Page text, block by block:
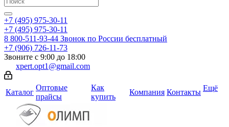
+7 (495) 975-30-11
+7 (495) 975-30-11
8 800-511-93-44 Звонок по России бесплатный
+7 (906) 726-11-73
Звоните с 9:00 до 18:00
xpert.opt1@gmail.com
Каталог
Оптовые
прайсы
Как
купить
Компания Контакты Ещё